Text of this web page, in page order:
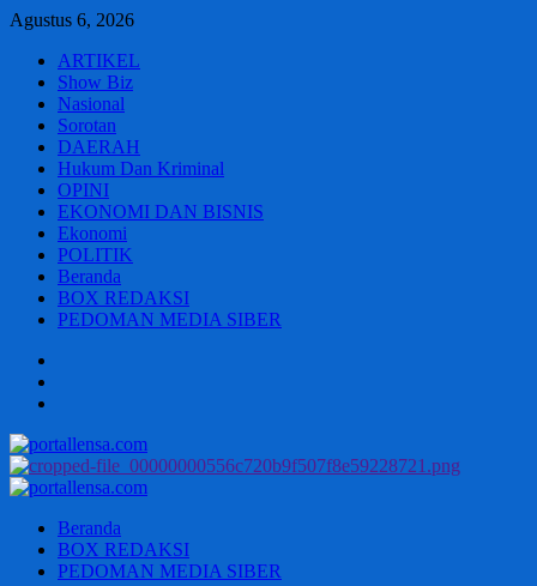
Skip
content
Agustus 6, 2026
ARTIKEL
Show Biz
Nasional
Sorotan
DAERAH
Hukum Dan Kriminal
OPINI
EKONOMI DAN BISNIS
Ekonomi
POLITIK
Beranda
BOX REDAKSI
PEDOMAN MEDIA SIBER
SIBER
Primary
Beranda
BOX REDAKSI
PEDOMAN MEDIA SIBER